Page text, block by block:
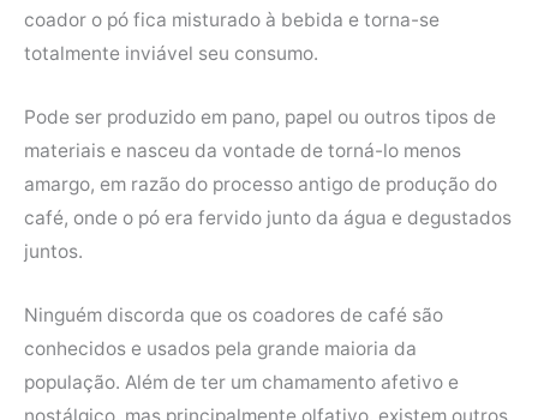
coador o pó fica misturado à bebida e torna-se
totalmente inviável seu consumo.
Pode ser produzido em pano, papel ou outros tipos de
materiais e nasceu da vontade de torná-lo menos
amargo, em razão do processo antigo de produção do
café, onde o pó era fervido junto da água e degustados
juntos.
Ninguém discorda que os coadores de café são
conhecidos e usados pela grande maioria da
população. Além de ter um chamamento afetivo e